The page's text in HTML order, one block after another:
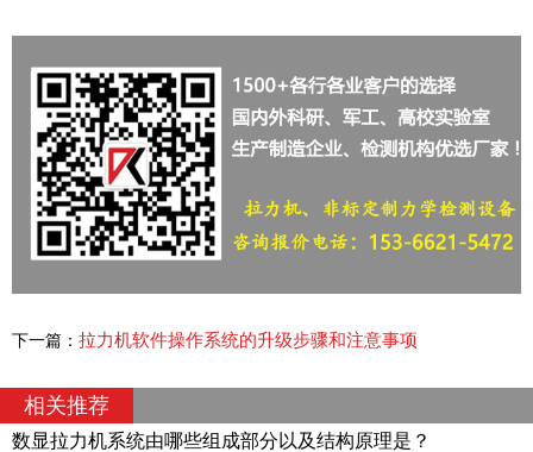
下一篇： 拉力机软件操作系统的升级步骤和注意事项
相关推荐
数显拉力机系统由哪些组成部分以及结构原理是？